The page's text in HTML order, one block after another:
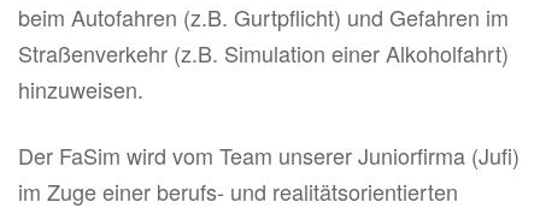
beim Autofahren (z.B. Gurtpflicht) und Gefahren im
Straßenverkehr (z.B. Simulation einer Alkoholfahrt)
hinzuweisen.
Der FaSim wird vom Team unserer Juniorfirma (Jufi)
im Zuge einer berufs- und realitätsorientierten